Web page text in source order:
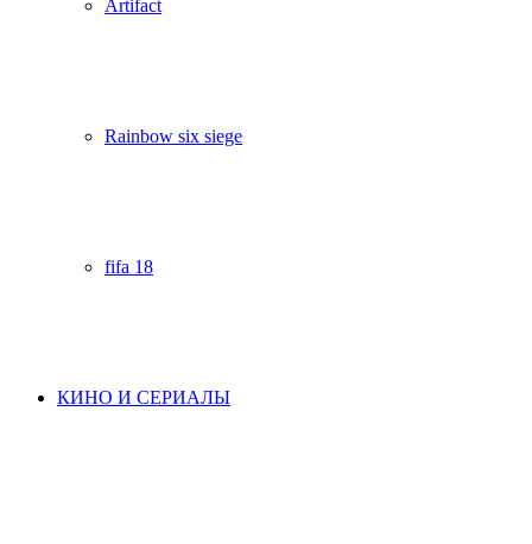
Artifact
Rainbow six siege
fifa 18
КИНО И СЕРИАЛЫ